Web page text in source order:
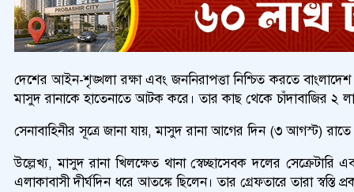
দেশের আইন-শৃঙ্খলা রক্ষা এবং জননিরাপত্তা নিশ্চিত করতে
মাসুদ রানাকে হাতেনাতে আটক করে। তার কাছ থেকে চাঁদাবাজির ২
সেনাবাহিনীর সূত্রে জানা যায়, মাসুদ রানা আগের দিন (৩ আগস্ট)
উল্লেখ্য, মাসুদ রানা খিলক্ষেত থানা স্বেচ্ছাসেবক দলের
এলাকাবাসী দীর্ঘদিন ধরে আতঙ্কে ছিলেন। তার গ্রেফতারে তারা স্বস্তি